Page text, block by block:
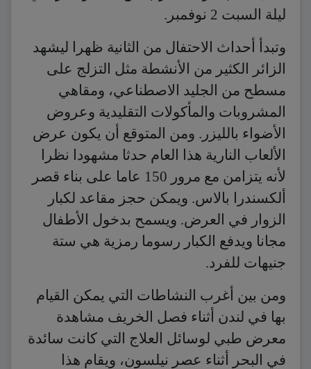
ليلة السبت 2 نوفمبر.
وتبدأ أحداث الاحتفال من الثانية ظهرا ليشهد
الزائر الكثير من الأنشطة مثل التزلج على
مسطح من الجليد الاصطناعي، ومقاهي
المشروبات والمأكولات التقليدية وعروض
الأضواء بالليزر. ومن المتوقع أن يكون عرض
الألعاب النارية هذا العام حدثا مشهودا نظرا
لأنه يتزامن مع مرور 150 عاما على بناء قصر
ألكسندرا بالاس. ويمكن حجز مقاعد لكبار
الزوار في العرض. ويسمح بدخول الأطفال
مجانا ويدفع الكبار رسوما رمزية هي ستة
جنيهات للفرد.
ومن بين أغرب النشاطات التي يمكن القيام
بها في لندن أثناء فصل الخريف مشاهدة
معرض طبي لوسائل العلاج التي كانت سائدة
في البحر أثناء عصر نيلسون، ويقام هذا